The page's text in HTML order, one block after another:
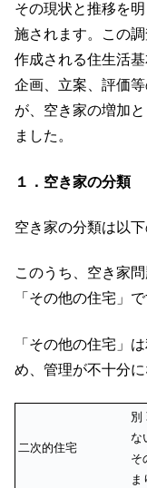
その現状と推移を
施されます。この
作成される住生活
企画、立案、評価
が、空き家の増加
ました。
１．空き家の分類
空き家の分類は以下
このうち、空き家
「その他の住宅」で
「その他の住宅」
め、管理が不十分
二次的住宅
別
な
そ
ま